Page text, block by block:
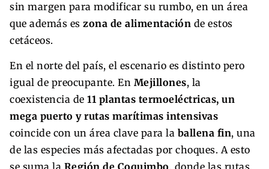
sin margen para modificar su rumbo, en un área
que además es zona de alimentación de estos
cetáceos.
En el norte del país, el escenario es distinto pero
igual de preocupante. En Mejillones, la
coexistencia de 11 plantas termoeléctricas, un
mega puerto y rutas marítimas intensivas
coincide con un área clave para la ballena fin, una
de las especies más afectadas por choques. A esto